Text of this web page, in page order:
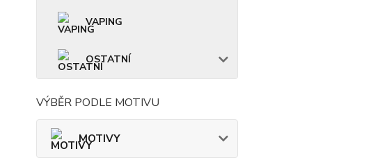
VAPING
OSTATNÍ
VÝBĚR PODLE MOTIVU
MOTIVY